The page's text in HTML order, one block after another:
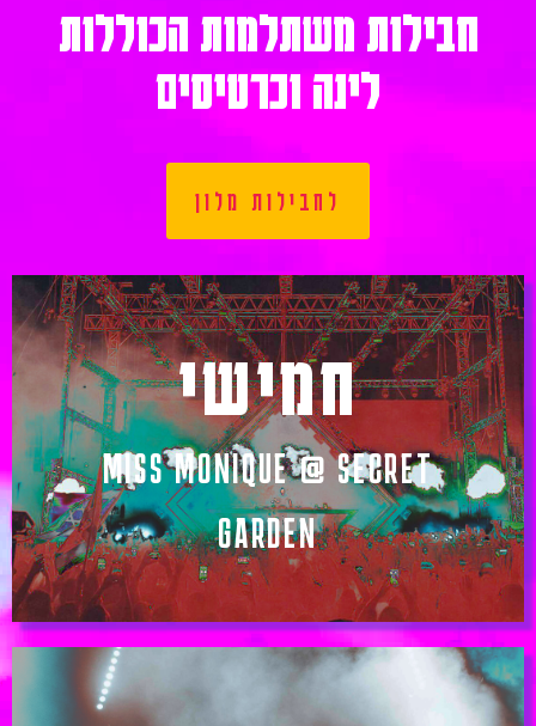
חבילות משתלמות הכוללות
לינה וכרטיסים
לחבילות מלון
חמישי
MISS MONIQUE @ SECRET
GARDEN